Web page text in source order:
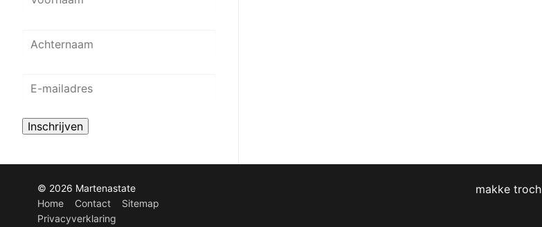
© 2026 Martenastate
Home
Contact
Sitemap
Privacyverklaring
makke troch